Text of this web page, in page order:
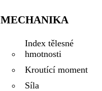
MECHANIKA
Index tělesné
hmotnosti
Kroutící moment
Síla